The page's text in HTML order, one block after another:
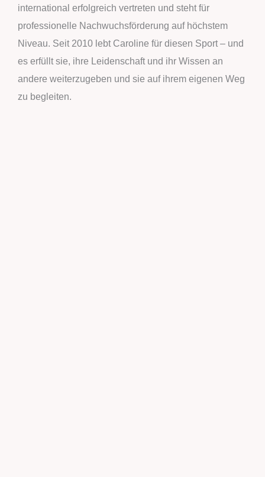
international erfolgreich vertreten und steht für
professionelle Nachwuchsförderung auf höchstem
Niveau. Seit 2010 lebt Caroline für diesen Sport – und
es erfüllt sie, ihre Leidenschaft und ihr Wissen an
andere weiterzugeben und sie auf ihrem eigenen Weg
zu begleiten.